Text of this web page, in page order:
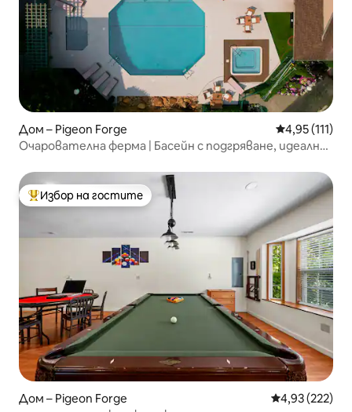
Дом – Pigeon Forge Средна
4,95 (111)
Очарователна ферма | Басейн с подгряване, идеално
Най-популярен избор на гостите
Избор на гостите
Дом – Pigeon Forge Средна
4,93 (222)